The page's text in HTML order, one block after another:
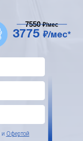
3775 ₽/мес*
7550₽/мес
и Офертой